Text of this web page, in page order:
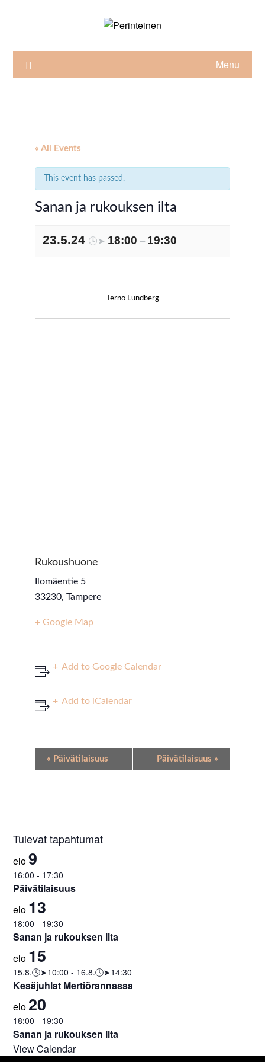
Menu
« All Events
This event has passed.
Sanan ja rukouksen ilta
23.5.24 🕓➤ 18:00 – 19:30
Terno Lundberg
Rukoushuone
Ilomäentie 5
33230, Tampere
+ Google Map
Add to Google Calendar
Add to iCalendar
Event
« Päivätilaisuus Päivätilaisuus »
Tulevat tapahtumat
elo9
16:00 - 17:30
Päivätilaisuus
elo 13
18:00 - 19:30
Sanan ja rukouksen ilta
elo 15
15.8.🕓➤10:00 - 16.8.🕓➤14:30
Kesäjuhlat Mertiörannassa
elo20
18:00 - 19:30
Sanan ja rukouksen ilta
View Calendar